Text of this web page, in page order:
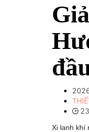
23
Xi lanh khí